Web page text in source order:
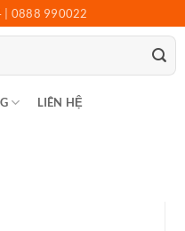
| 0888 990022
LIÊN HỆ